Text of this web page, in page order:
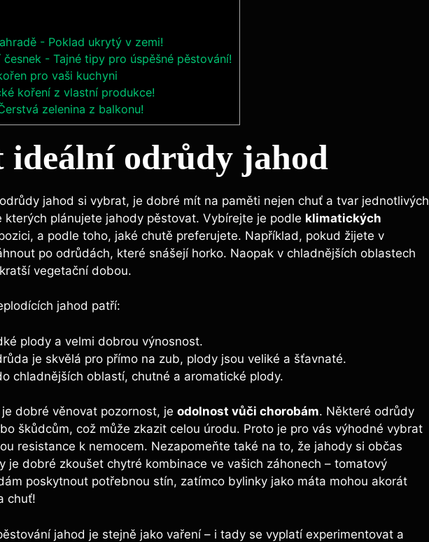
- Poklad ukrytý v zemi!
- Tajné tipy pro úspěšné pěstování!
pro vaši kuchyni
koření z vlastní produkce!
zelenina z balkonu!
ideální odrůdy jahod
jahod si vybrat, je dobré mít na paměti nejen chuť a tvar jednotlivých
kterých plánujete jahody pěstovat. Vybírejte je podle klimatických
a podle toho, jaké chutě preferujete. Například, pokud žijete v
po odrůdách, které snášejí horko. Naopak v chladnějších oblastech
vegetační dobou.
jahod patří:
plody a velmi dobrou výnosnost.
je skvělá pro přímo na zub, plody jsou veliké a šťavnaté.
chladnějších oblastí, chutné a aromatické plody.
dobré věnovat pozornost, je odolnost vůči chorobám. Některé odrůdy
škůdcům, což může zkazit celou úrodu. Proto je pro vás výhodné vybrat
resistance k nemocem. Nezapomeňte také na to, že jahody si občas
je dobré zkoušet chytré kombinace ve vašich záhonech – tomatový
poskytnout potřebnou stín, zatímco bylinky jako máta mohou akorát
chuť!
jahod je stejně jako vaření – i tady se vyplatí experimentovat a